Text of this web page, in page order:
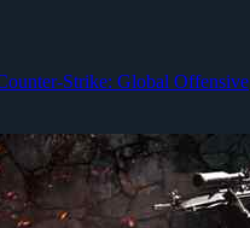
Strike: Global Offensive